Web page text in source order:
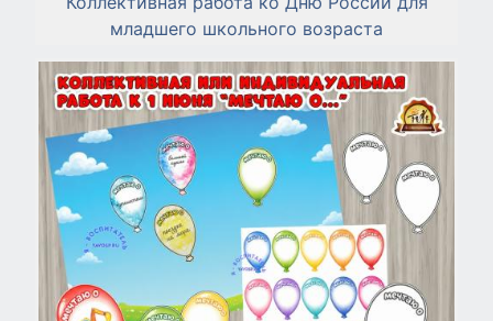
младшего школьного возраста